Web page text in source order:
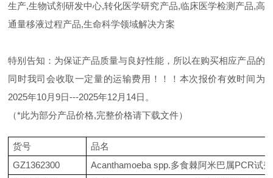
生产,生物试剂研发中心,转化医学研究产品,临床医学检测产品,高
通量移液过程产品,生命科学领域解决方案
特别告知：为保证产品质量与良好性能，所以在购买相应产品的
同时我司会收取一定量的运输费用！！！本次报价有效时间为
2025年10月9日---2025年12月14日。
（*此为部分产品价格,完整价格请下载文件）
货号
品名
GZ1362300
Acanthamoeba spp.多食棘阿米巴属PCR试